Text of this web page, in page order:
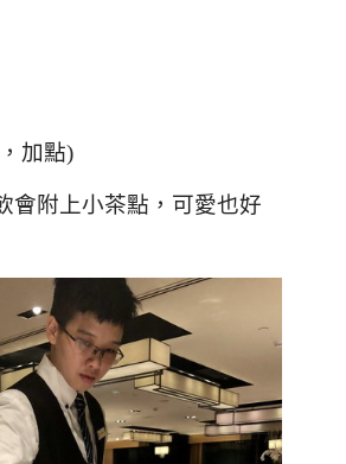
加點)
會附上小茶點，可愛也好